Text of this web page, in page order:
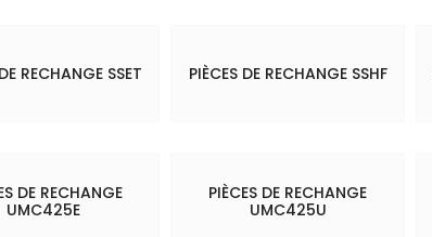
RECHANGE SSET PIÈCES DE RECHANGE SSHF
DE RECHANGE
UMC425E
PIÈCES DE RECHANGE
UMC425U